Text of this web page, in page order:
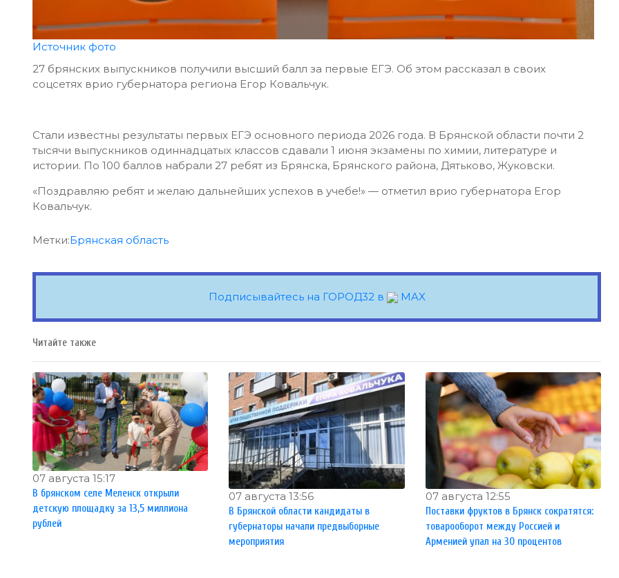
Источник фото
27 брянских выпускников получили высший балл за первые ЕГЭ. Об этом рассказал в своих
соцсетях врио губернатора региона Егор Ковальчук.
Стали известны результаты первых ЕГЭ основного периода 2026 года. В Брянской области почти 2
тысячи выпускников одиннадцатых классов сдавали 1 июня экзамены по химии, литературе и
истории. По 100 баллов набрали 27 ребят из Брянска, Брянского района, Дятьково, Жуковски.
«Поздравляю ребят и желаю дальнейших успехов в учебе!» — отметил врио губернатора Егор
Ковальчук.
Метки:Брянская область
Подписывайтесь на ГОРОД32 в MAX
Читайте также
07 августа 15:17
В брянском селе Меленск открыли
детскую площадку за 13,5 миллиона
рублей
07 августа 13:56
В Брянской области кандидаты в
губернаторы начали предвыборные
мероприятия
07 августа 12:55
Поставки фруктов в Брянск сократятся:
товарооборот между Россией и
Арменией упал на 30 процентов